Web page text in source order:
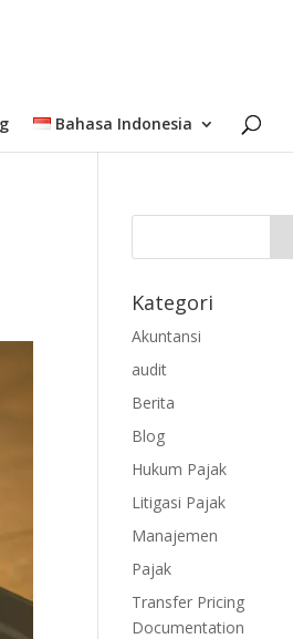
Bahasa Indonesia
Kategori
Akuntansi
audit
Berita
Blog
Hukum Pajak
Litigasi Pajak
Manajemen
Pajak
Transfer Pricing
Documentation